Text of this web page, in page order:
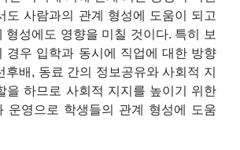
도 사람과의 관계 형성에 도움이 되고
형성에도 영향을 미칠 것이다. 특히 보
경우 입학과 동시에 직업에 대한 방향
후배, 동료 간의 정보공유와 사회적 지
을 하므로 사회적 지지를 높이기 위한
운영으로 학생들의 관계 형성에 도움